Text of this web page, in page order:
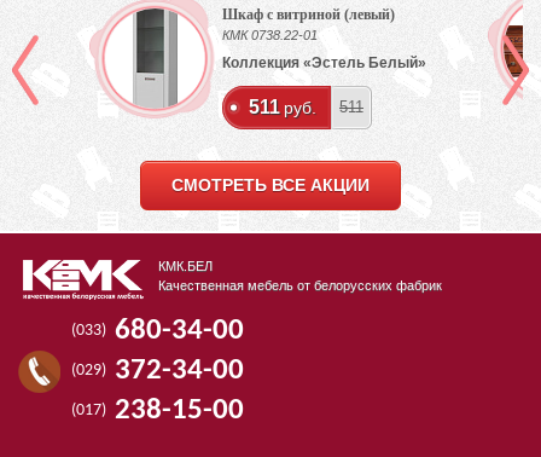
Шкаф с витриной (левый)
КМК 0738.22-01
Коллекция «Эстель Белый»
511 руб. 511
СМОТРЕТЬ ВСЕ АКЦИИ
КМК.БЕЛ
Качественная мебель от белорусских фабрик
(033) 680-34-00
(029) 372-34-00
(017) 238-15-00